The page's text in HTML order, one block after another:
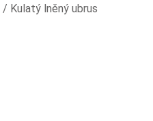
/ Kulatý lněný ubrus